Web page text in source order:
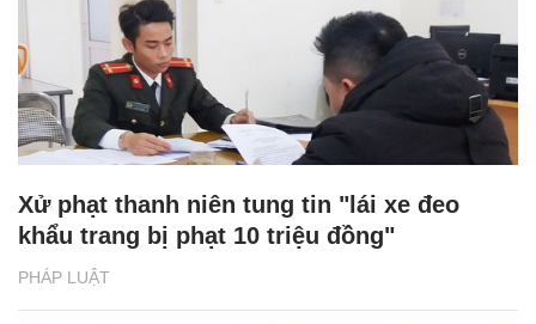
PHÁP LUẬT
Xử phạt thanh niên tung tin "lái xe đeo
khẩu trang bị phạt 10 triệu đồng"